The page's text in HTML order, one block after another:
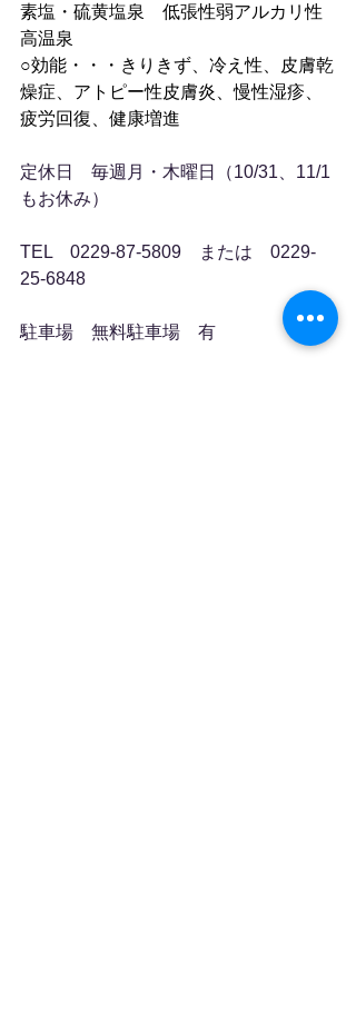
素塩・硫黄塩泉　低張性弱アルカリ性
高温泉
○効能・・・きりきず、冷え性、皮膚乾
燥症、アトピー性皮膚炎、慢性湿疹、
疲労回復、健康増進
定休日　毎週月・木曜日（10/31、11/1
もお休み）
TEL　0229-87-5809　または　0229-
25-6848
駐車場　無料駐車場　有